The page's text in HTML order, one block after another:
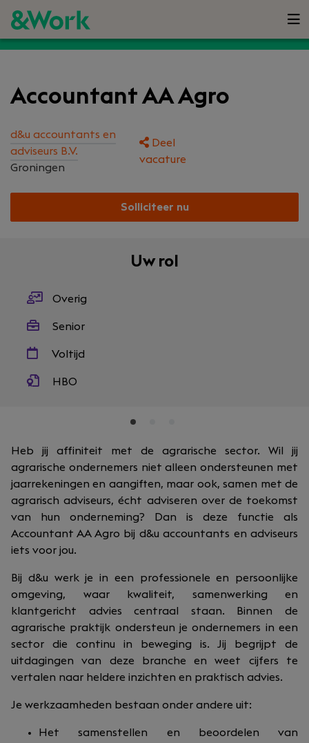
Accountant AA Agro
d&u accountants en
adviseurs B.V.
Groningen
Deel
vacature
Solliciteer nu
Uw rol
Overig
Senior
Voltijd
HBO
Heb jij affiniteit met de agrarische sector. Wil jij
agrarische ondernemers niet alleen ondersteunen met
jaarrekeningen en aangiften, maar ook, samen met de
agrarisch adviseurs, écht adviseren over de toekomst
van hun onderneming? Dan is deze functie als
Accountant AA Agro bij d&u accountants en adviseurs
iets voor jou.
Bij d&u werk je in een professionele en persoonlijke
omgeving, waar kwaliteit, samenwerking en
klantgericht advies centraal staan. Binnen de
agrarische praktijk ondersteun je ondernemers in een
sector die continu in beweging is. Jij begrijpt de
uitdagingen van deze branche en weet cijfers te
vertalen naar heldere inzichten en praktisch advies.
Je werkzaamheden bestaan onder andere uit:
Het samenstellen en beoordelen van